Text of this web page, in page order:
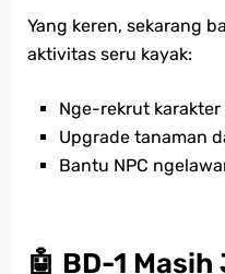
Yang keren, sekarang
aktivitas seru kayak:
Nge-rekrut
Upgrade tanaman
Bantu NPC
🤖 BD-1